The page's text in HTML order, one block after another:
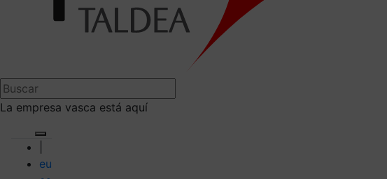
La empresa vasca está aquí
eu